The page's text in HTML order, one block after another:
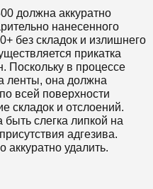
должна аккуратно
нанесенного
без складок и излишнего
прикатка
Поскольку в процессе
ленты, она должна
всей поверхности
складок и отслоений.
слегка липкой на
адгезива.
аккуратно удалить.